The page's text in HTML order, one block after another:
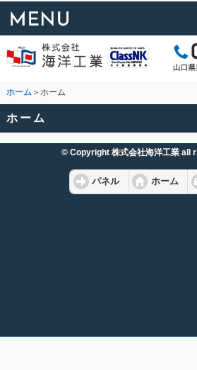
ホーム ＞ホーム
ホーム
© Copyright 株式会社海洋工業 all
パネル ホーム